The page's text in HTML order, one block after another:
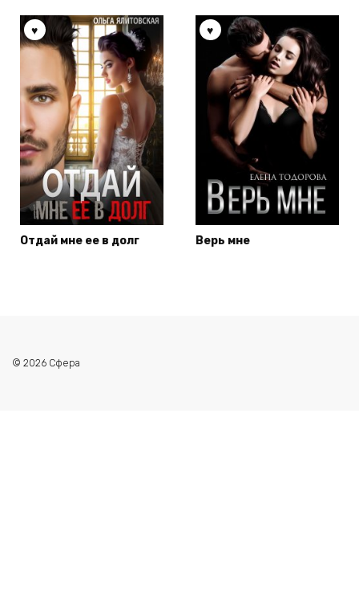
Отдай мне ее в долг Верь мне
© 2026 Сфера